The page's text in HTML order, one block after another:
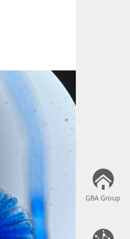
GBA Group
GBA Group